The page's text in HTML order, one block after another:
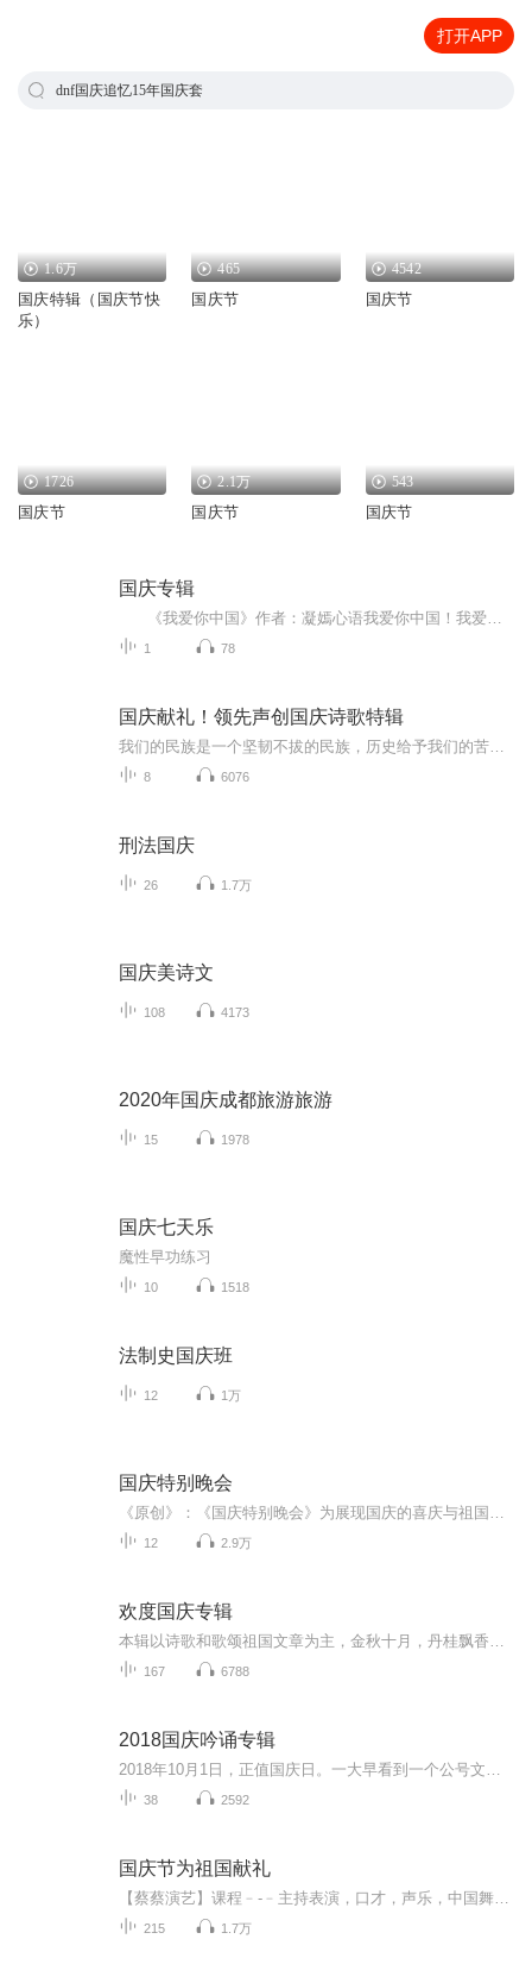
打开APP
dnf国庆追忆15年国庆套
1.6万
国庆特辑（国庆节快
乐）
465
国庆节
4542
国庆节
1726
国庆节
2.1万
国庆节
543
国庆节
国庆专辑
1 78
国庆献礼！领先声创国庆诗歌特辑
8 6076
刑法国庆
26 1.7万
国庆美诗文
108 4173
2020年国庆成都旅游旅游
15 1978
国庆七天乐
魔性早功练习
10 1518
法制史国庆班
12 1万
国庆特别晚会
12 2.9万
欢度国庆专辑
167 6788
2018国庆吟诵专辑
38 2592
国庆节为祖国献礼
215 1.7万